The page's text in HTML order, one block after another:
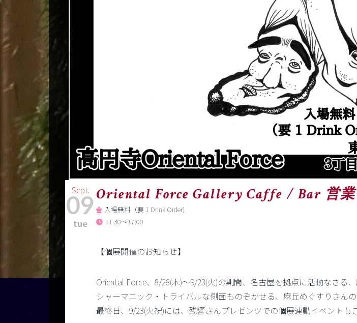
Sept.
09
tue
Oriental Force Gallery Caffe / Bar 営業
入場無料（要 1 Drink Order)
11:30～17:00
【個展開催のお知らせ】
Oriental Force、8/28(木)～9/23(火)の期間、名古屋を拠点に活動なさる
シャーマニック・トライバルな側面ものぞかせる、麻丘めぐすりさん
最終日、9/23(火祝)には、残響さんプレゼンツでの個展連動イベントも